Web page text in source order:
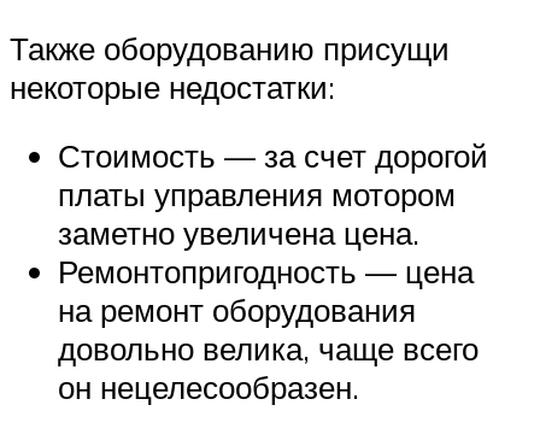
Также оборудованию присущи
некоторые недостатки:
Стоимость — за счет дорогой
платы управления мотором
заметно увеличена цена.
Ремонтопригодность — цена
на ремонт оборудования
довольно велика, чаще всего
он нецелесообразен.